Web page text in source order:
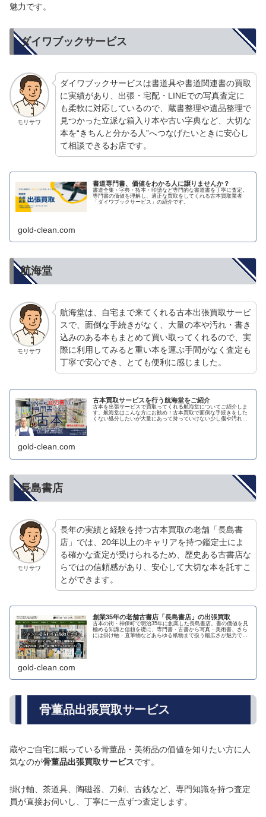
魅力です。
ダイワブックサービス
モリサワ
ダイワブックサービスは書道具や書道関連書の買取
に実績があり、出張・宅配・LINEでの写真査定に
も柔軟に対応しているので、蔵書整理や遺品整理で
見つかった立派な箱入り本や古い字典など、大切な
本を“きちんと分かる人”へつなげたいときに安心し
て相談できるお店です。
書道専門書、価値をわかる人に譲りませんか？
書道全集・字典・拓本・印譜など専門的な書道書を丁寧に査定。
専門書の価値を理解し、適正な買取をしてくれる古本買取業者
「ダイワブックサービス」の紹介です。
gold-clean.com
航海堂
モリサワ
航海堂は、自宅まで来てくれる古本出張買取サービ
スで、面倒な手続きがなく、大量の本や汚れ・書き
込みのある本もまとめて買い取ってくれるので、実
際に利用してみると重い本を運ぶ手間がなく査定も
丁寧で安心でき、とても便利に感じました。
古本買取サービスを行う航海堂をご紹介
古本を出張サービスで買取ってくれる航海堂についてご紹介しま
す。航海堂はこんな方にお勧め！古本買取で面倒な手続きをした
くない処分したいが大量にあって持っていけない少し傷や汚れが
gold-clean.com
長島書店
モリサワ
長年の実績と経験を持つ古本買取の老舗「長島書
店」では、20年以上のキャリアを持つ鑑定士によ
る確かな査定が受けられるため、歴史ある古書店な
らではの信頼感があり、安心して大切な本を託すこ
とができます。
創業35年の老舗古書店「長島書店」の出張買取
古本の街・神保町で明治35年に創業した長島書店。書の価値を見
極める知識と信頼を礎に、専門書・古書から写真・美術書、さら
には掛け軸・直筆物などあらゆる紙物まで扱う幅広さが魅力で
gold-clean.com
骨董品出張買取サービス
蔵やご自宅に眠っている骨董品・美術品の価値を知りたい方に人
気なのが骨董品出張買取サービスです。
掛け軸、茶道具、陶磁器、刀剣、古銭など、専門知識を持つ査定
員が直接お伺いし、丁寧に一点ずつ査定します。